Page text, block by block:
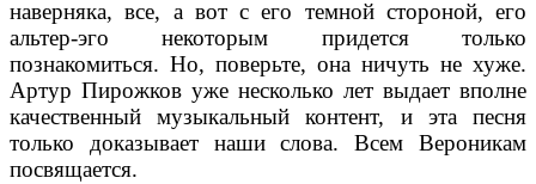
наверняка, все, а вот с его темной стороной, его
альтер-эго некоторым придется только
познакомиться. Но, поверьте, она ничуть не хуже.
Артур Пирожков уже несколько лет выдает вполне
качественный музыкальный контент, и эта песня
только доказывает наши слова. Всем Вероникам
посвящается.